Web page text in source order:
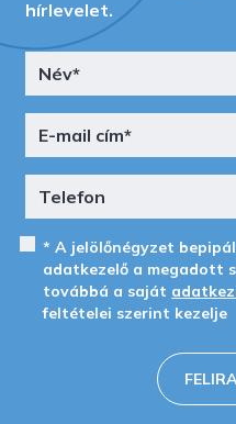
hírlevelet.
* A jelölőnégyzet
adatkezelő a megadott
továbbá a saját
feltételei szerint kezelje